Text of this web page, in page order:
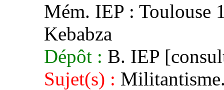
Mém. IEP : Toulouse
Kebabza
Dépôt : B. IEP
Sujet(s) :